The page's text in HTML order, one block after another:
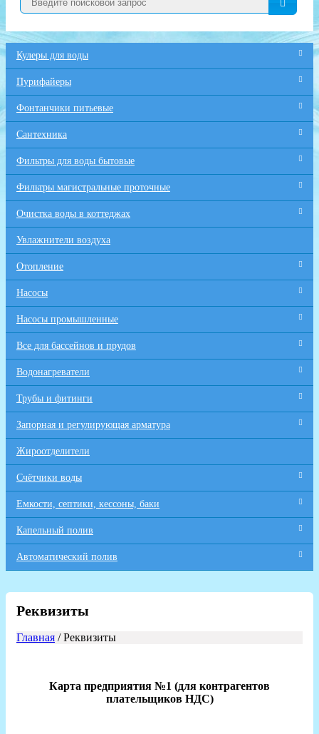
Кулеры для воды
Пурифайеры
Фонтанчики питьевые
Сантехника
Фильтры для воды бытовые
Фильтры магистральные проточные
Очистка воды в коттеджах
Увлажнители воздуха
Отопление
Насосы
Насосы промышленные
Все для бaссейнов и прудов
Водонагреватели
Трубы и фитинги
Запорная и регулирующая арматура
Жироотделители
Счётчики воды
Емкости, септики, кессоны, баки
Капельный полив
Автоматический полив
Реквизиты
Главная / Реквизиты
Карта предприятия №1 (для контрагентов
плательщиков НДС)